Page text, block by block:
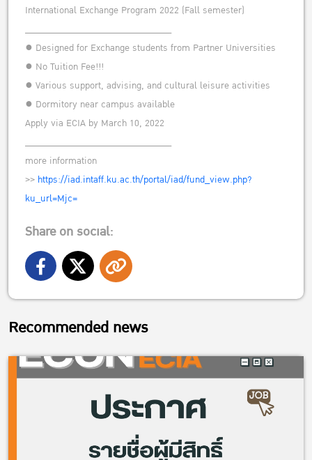
International Exchange Program 2022 (Fall semester)
______________________________
● Designed for Exchange students from Partner Universities
● No Tuition Fee!!!
● Various support, advising, and cultural leisure activities
● Dormitory near campus available
Apply via ECIA by March 10, 2022
______________________________
more information
>> https://iad.intaff.ku.ac.th/portal/iad/fund_view.php?
ku_url=Mjc=
Share on social:
Recommended news